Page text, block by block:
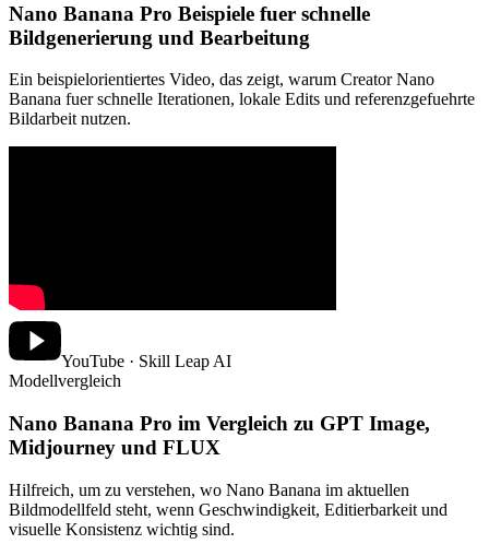
Nano Banana Pro Beispiele fuer schnelle
Bildgenerierung und Bearbeitung
Ein beispielorientiertes Video, das zeigt, warum Creator Nano
Banana fuer schnelle Iterationen, lokale Edits und referenzgefuehrte
Bildarbeit nutzen.
YouTube · Skill Leap AI
Modellvergleich
Nano Banana Pro im Vergleich zu GPT Image,
Midjourney und FLUX
Hilfreich, um zu verstehen, wo Nano Banana im aktuellen
Bildmodellfeld steht, wenn Geschwindigkeit, Editierbarkeit und
visuelle Konsistenz wichtig sind.